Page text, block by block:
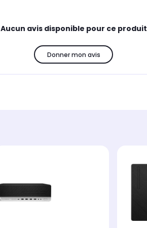
Aucun avis disponible pour ce produit
Donner mon avis